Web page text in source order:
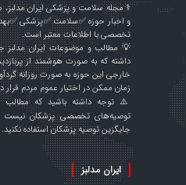
⚕️ مجله سلامت و پزشکی ایران مدلبز،
و اخبار حوزه ✅سلامت ✅پزشکی
تخصصی با اطلاعات معتبر است.
💡 مطالب و موضوعات ایران مدلبز
داشته که به صورت هوشمند از
خارجی این حوزه به صورت روزانه
زمان ممکن در اختیار عموم مردم قرار
⚠️ توجه داشته باشید که مطالب
توصیه‌های تخصصی پزشکان نیست
جایگزین توصیه پزشکان استفاده نکنید.
ایران مدلبز